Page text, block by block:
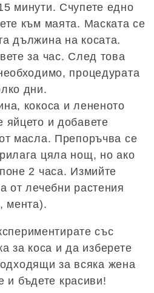
минути. Счупете едно
към маята. Маската се
дължина на косата.
за час. След това
процедурата
дни.
кокоса и лененото
яйцето и добавете
масла. Препоръчва се
цяла нощ, но ако
2 часа. Измийте
от лечебни растения
мента).
със
за коса и да изберете
за всяка жена
и бъдете красиви!